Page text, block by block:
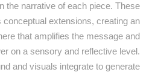
the narrative of each piece. These
conceptual extensions, creating an
that amplifies the message and
on a sensory and reflective level.
and visuals integrate to generate